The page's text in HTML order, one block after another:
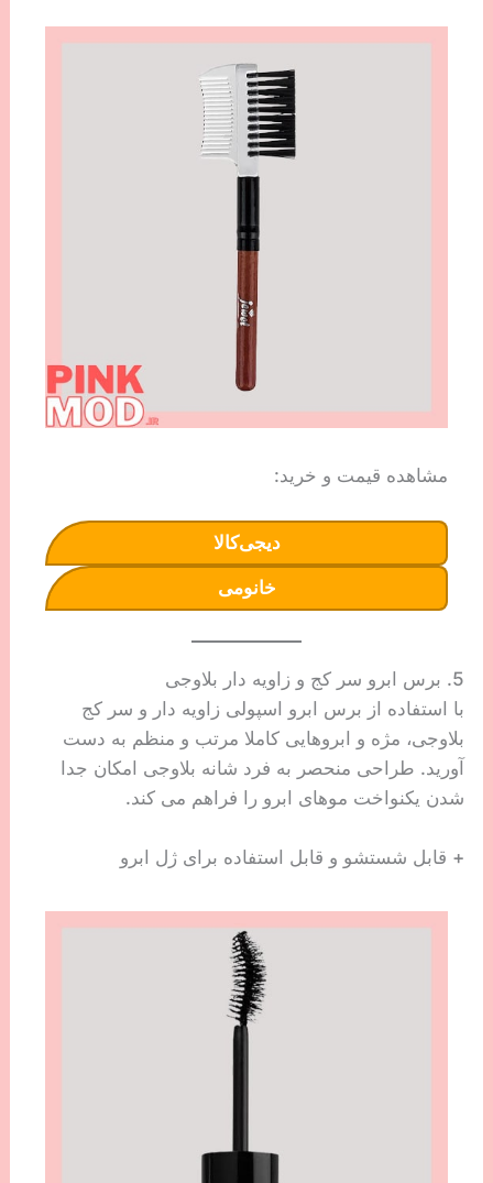
مشاهده قیمت و خرید:
دیجی‌کالا
خانومی
5. برس ابرو سر کج و زاویه دار بلاوجی
با استفاده از برس ابرو اسپولی زاویه دار و سر کج
بلاوجی، مژه و ابروهایی کاملا مرتب و منظم به دست
آورید. طراحی منحصر به فرد شانه بلاوجی امکان جدا
شدن یکنواخت موهای ابرو را فراهم می کند.
+ قابل شستشو و قابل استفاده برای ژل ابرو